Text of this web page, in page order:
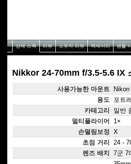
상세 스펙 리뷰 소유자 리뷰 액세서리 샘플
Nikkor 24-70mm f/3.5-5.6 IX
사용가능한 마운트
용도 포트
카테고리
일반
멀티플라이어
1×
손떨림보정 X
초점 거리
24 -
렌즈 배치
7군 7